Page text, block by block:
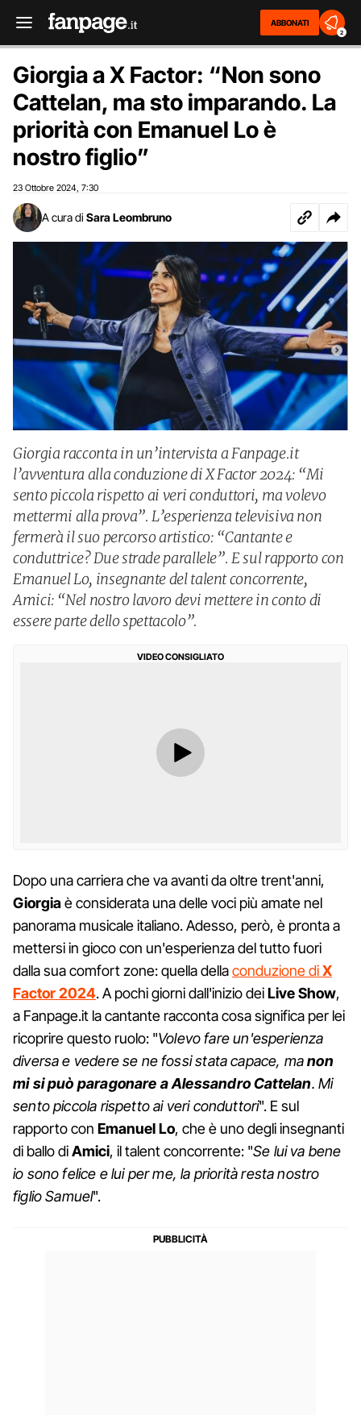
ABBONATI
2
Giorgia a X Factor: “Non sono
Cattelan, ma sto imparando. La
priorità con Emanuel Lo è
nostro figlio”
23 Ottobre 2024 7:30
A cura di Sara Leombruno
Giorgia racconta in un’intervista a Fanpage.it
l’avventura alla conduzione di X Factor 2024: “Mi
sento piccola rispetto ai veri conduttori, ma volevo
mettermi alla prova”. L’esperienza televisiva non
fermerà il suo percorso artistico: “Cantante e
conduttrice? Due strade parallele”. E sul rapporto con
Emanuel Lo, insegnante del talent concorrente,
Amici: “Nel nostro lavoro devi mettere in conto di
essere parte dello spettacolo”.
VIDEO CONSIGLIATO
Dopo una carriera che va avanti da oltre trent'anni,
Giorgiaè considerata una delle voci più amate nel
panorama musicale italiano. Adesso, però, è pronta a
mettersi in gioco con un'esperienza del tutto fuori
dalla sua comfort zone: quella dellaconduzione diX
Factor 2024. A pochi giorni dall'inizio deiLive Show,
a Fanpage.it la cantante racconta cosa significa per lei
ricoprire questo ruolo: "Volevo fare un'esperienza
diversa e vedere se ne fossi stata capace, manon
mi si può paragonare a Alessandro Cattelan. Mi
sento piccola rispetto ai veri conduttori". E sul
rapporto con Emanuel Lo, che è uno degli insegnanti
di ballo diAmici, il talent concorrente: "Se lui va bene
io sono felice e lui per me, la priorità resta nostro
figlio Samuel".